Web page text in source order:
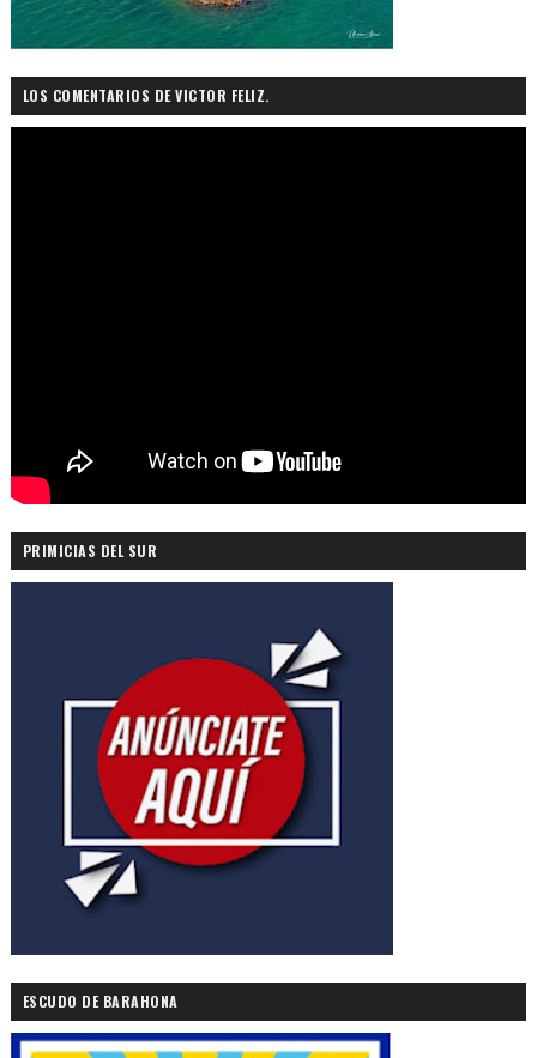
LOS COMENTARIOS DE VICTOR FELIZ.
PRIMICIAS DEL SUR
ESCUDO DE BARAHONA